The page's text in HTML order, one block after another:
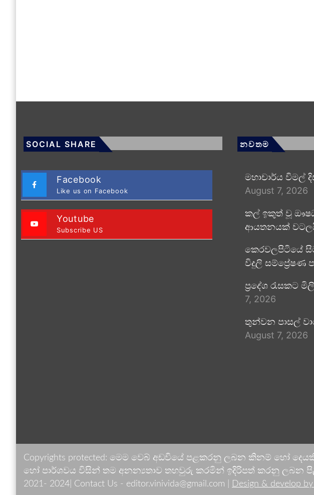
SOCIAL SHARE
Facebook
Like us on Facebook
Youtube
Subscribe US
නවතම
මහාචාර්ය විමල්
August 7, 2026
කල් ඉකුත් වූ
ආයතනයක්
කෙරවලපිටියේ
විදුලි සම්ප්‍රේෂණ
ප්‍රදේශ රැසකට
7, 2026
තුන්වන පාසල්
August 7, 2026
Copyrights protected: මෙම වෙබ් අඩවියේ පළකරනු ලබන කිනම් හෝ
හෝ පාර්ශවය විසින් තම අනන්‍යතාව තහවුරු කරමින් ඉදිරිපත් කරනු ලබන
2021- 2024| Contact Us - editor.vinivida@gmail.com |
Design & develop by